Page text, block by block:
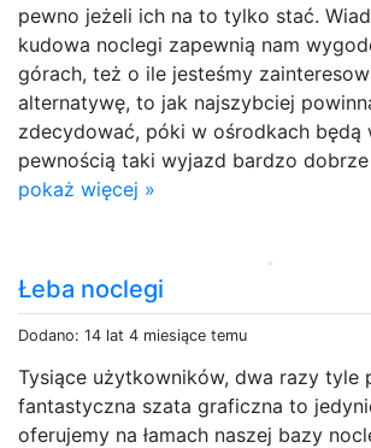
pewno jeżeli ich na to tylko stać.
kudowa noclegi zapewnią nam
górach, też o ile jesteśmy
alternatywę, to jak najszybciej
zdecydować, póki w ośrodkach będą
pewnością taki wyjazd bardzo dobrze
pokaż więcej »
Łeba noclegi
Dodano: 14 lat 4 miesiące temu
Tysiące użytkowników, dwa razy tyle
fantastyczna szata graficzna to
oferujemy na łamach naszej bazy